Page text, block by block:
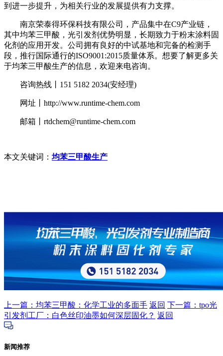
到进一步提升，为相关行业的发展提供有力支撑。
南京荣泰得环保科技有限公司，产品集中在C9产业链，
其中均苯三甲酸，光引发剂优势明显，长期致力于粉末涂料固
化剂的应用开发。公司拥有良好的中试基地和完备的检测手
段，推行国际通行的ISO9001:2015质量体系。想要了解更多关
于均苯三甲酸生产的信息，欢迎来电咨询。
咨询热线丨151 5182 2034(安经理)
网址丨http://www.runtime-chem.com
邮箱丨rtdchem@runtime-chem.com
本文关键词： 均苯三甲酸生产
上一篇：均苯三甲酸：化学工业的多面手 返回 下一篇：tpo光
引发剂工厂：白色丝印油墨如何深层固化？ 返回
新闻推荐